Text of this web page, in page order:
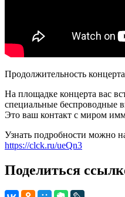
Продолжительность
На площадке концерта вас
специальные беспроводные
Это ваш контакт с миром
Узнать подробности можно
https://clck.ru/ueQn3
Поделиться